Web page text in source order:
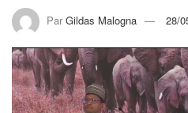
Par Gildas Malogna 28/